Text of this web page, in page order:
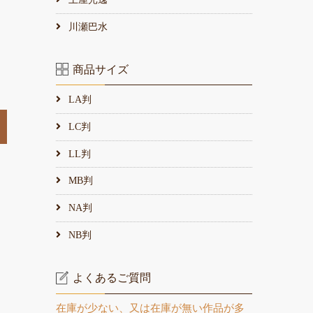
川瀬巴水
商品サイズ
LA判
LC判
LL判
MB判
NA判
NB判
よくあるご質問
在庫が少ない、又は在庫が無い作品が多